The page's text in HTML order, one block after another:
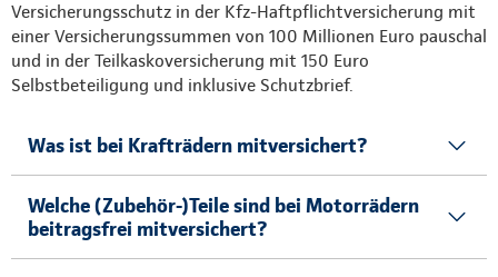
Versicherungsschutz in der Kfz-Haftpflichtversicherung mit
einer Versicherungssummen von 100 Millionen Euro pauschal
und in der Teilkaskoversicherung mit 150 Euro
Selbstbeteiligung und inklusive Schutzbrief.
Was ist bei Krafträdern mitversichert?
Welche (Zubehör-)Teile sind bei Motorrädern
beitragsfrei mitversichert?